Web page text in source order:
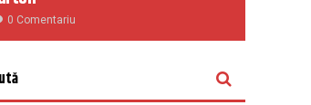
0 Comentariu